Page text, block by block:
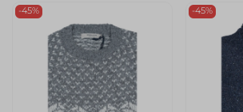
-45% -45%